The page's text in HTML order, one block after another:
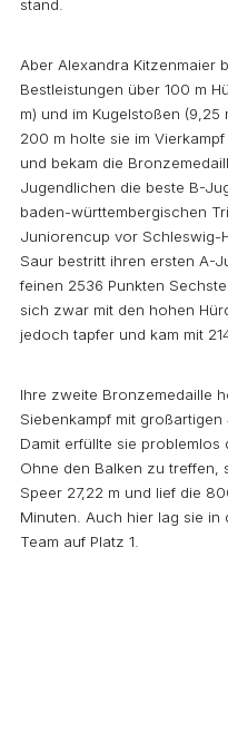
stand.
Aber Alexandra Kitzenmaier
Bestleistungen über 100 m
m) und im Kugelstoßen
200 m holte sie im
und bekam die
Jugendlichen die beste B-
baden-württembergischen
Juniorencup vor Schleswig-
Saur bestritt ihren ersten A-
feinen 2536 Punkten
sich zwar mit den hohen
jedoch tapfer und kam mit
Ihre zweite Bronzemedaille
Siebenkampf mit
Damit erfüllte sie
Ohne den Balken zu treffen,
Speer 27,22 m und lief die
Minuten. Auch hier lag sie in
Team auf Platz 1.